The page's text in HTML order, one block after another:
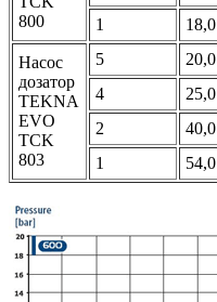
800
1
18,0
Насос
дозатор
TEKNA
EVO
TCK
803
5 20,0
4 25,0
2
40,0
1
54,0